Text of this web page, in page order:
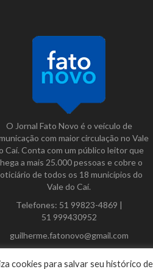
O Jornal Fato Novo é o veículo de
com maior circulação no Vale
Caí. Conta com um público leitor que
a mais 25.000 pessoas e cobre o
de todos os 18 municípios do
Vale do Caí.
Telefones: 51 99823-4869 |
51 999430952
guilherme.fatonovo@gmail.com
cookies para salvar seu histórico